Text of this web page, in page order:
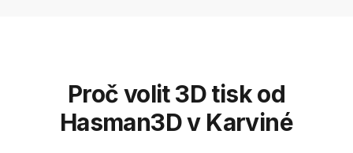
Proč volit 3D tisk od
Hasman3D v Karviné